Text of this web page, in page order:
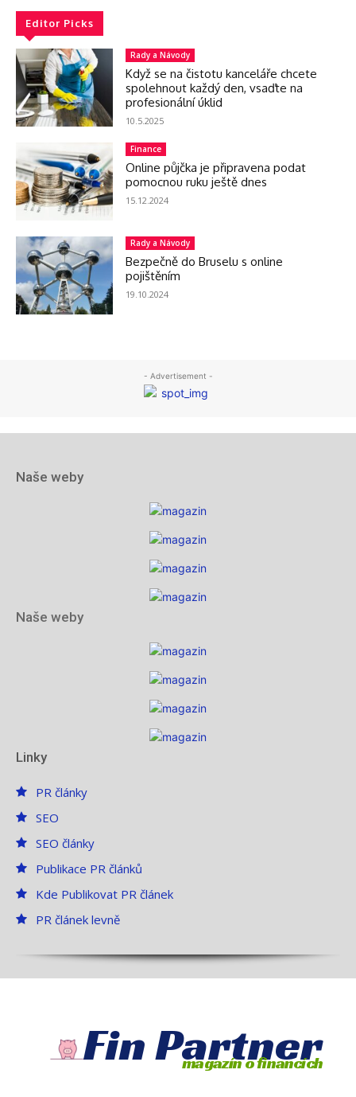
Editor Picks
Rady a Návody
Když se na čistotu kanceláře chcete
spolehnout každý den, vsaďte na
profesionální úklid
10.5.2025
Finance
Online půjčka je připravena podat
pomocnou ruku ještě dnes
15.12.2024
Rady a Návody
Bezpečně do Bruselu s online
pojištěním
19.10.2024
- Advertisement -
Naše weby
Naše weby
Linky
PR články
SEO
SEO články
Publikace PR článků
Kde Publikovat PR článek
PR článek levně
Fin Partner
magazín o financích